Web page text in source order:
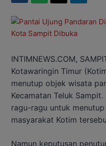
INTIMNEWS.COM,
Kotawaringin Timur
menutup objek wisata
Kecamatan Teluk
ragu-ragu untuk
masyarakat Kotim
Namun keputusan